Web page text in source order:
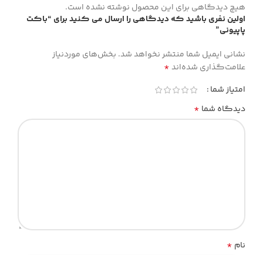
هیچ دیدگاهی برای این محصول نوشته نشده است.
اولین نفری باشید که دیدگاهی را ارسال می کنید برای “باکت
پاپیونی”
نشانی ایمیل شما منتشر نخواهد شد. بخش‌های موردنیاز
علامت‌گذاری شده‌اند*
امتیاز شما
دیدگاه شما *
نام *